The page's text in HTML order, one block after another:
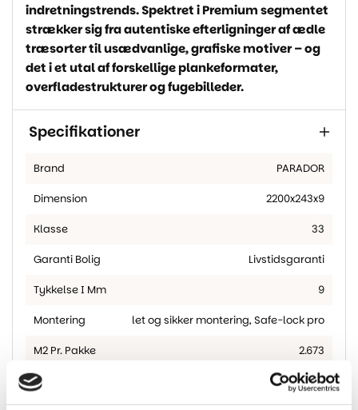
indretningstrends. Spektret i Premium segmentet
strækker sig fra autentiske efterligninger af ædle
træsorter til usædvanlige, grafiske motiver – og
det i et utal af forskellige plankeformater,
overfladestrukturer og fugebilleder.
Specifikationer
Brand PARADOR
Dimension 2200x243x9
Klasse 33
Garanti Bolig Livstidsgaranti
Tykkelse I Mm 9
Montering let og sikker montering,Safe-lock pro
M2 Pr. Pakke 2.673
Fas alle 4 sider,Ja